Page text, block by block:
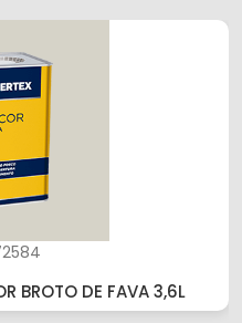
BROTO DE FAVA 3,6L